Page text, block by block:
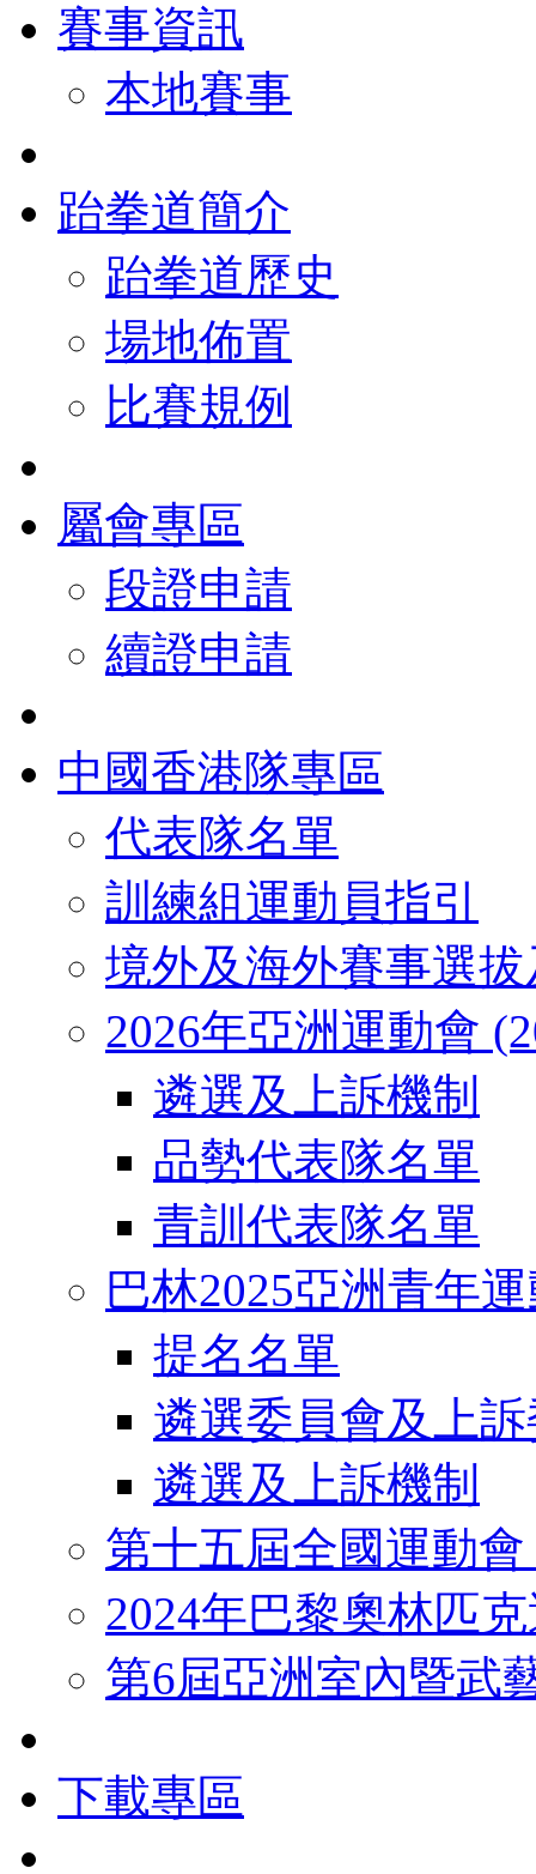
賽事資訊
本地賽事
跆拳道簡介
跆拳道歷史
場地佈置
比賽規例
屬會專區
段證申請
續證申請
中國香港隊專區
代表隊名單
訓練組運動員指引
境外及海外賽事選
2026年亞洲運動會
遴選及上訴機制
品勢代表隊名單
青訓代表隊名單
巴林2025亞洲青年
提名名單
遴選委員會及上
遴選及上訴機制
第十五屆全國運動
2024年巴黎奧林匹
第6屆亞洲室內暨武
下載專區